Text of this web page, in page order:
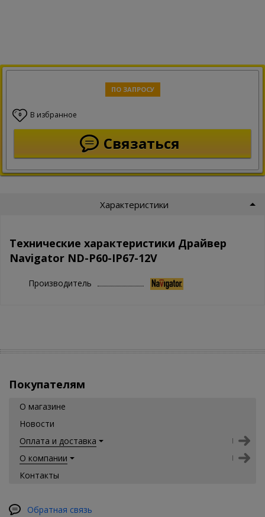
ПО ЗАПРОСУ
0 В избранное
Связаться
Характеристики
Технические характеристики Драйвер
Navigator ND-P60-IP67-12V
Производитель
Покупателям
О магазине
Новости
Оплата и доставка
О компании
Контакты
Обратная связь